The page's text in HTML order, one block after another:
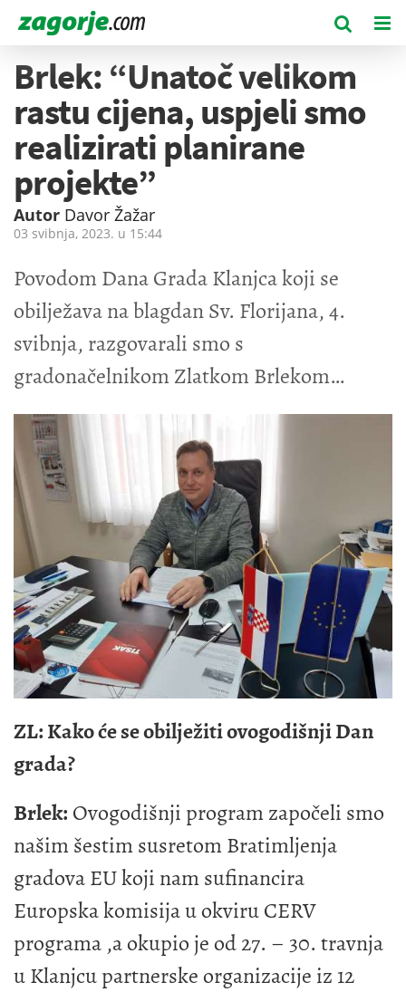
Brlek: “Unatoč velikom
rastu cijena, uspjeli smo
realizirati planirane
projekte”
Autor Davor Žažar
03 svibnja, 2023. u 15:44
Povodom Dana Grada Klanjca koji se
obilježava na blagdan Sv. Florijana, 4.
svibnja, razgovarali smo s
gradonačelnikom Zlatkom Brlekom
ZL: Kako će se obilježiti ovogodišnji Dan
grada?
Brlek: Ovogodišnji program započeli smo
našim šestim susretom Bratimljenja
gradova EU koji nam sufinancira
Europska komisija u okviru CERV
programa ,a okupio je od 27. – 30. travnja
u Klanjcu partnerske organizacije iz 12